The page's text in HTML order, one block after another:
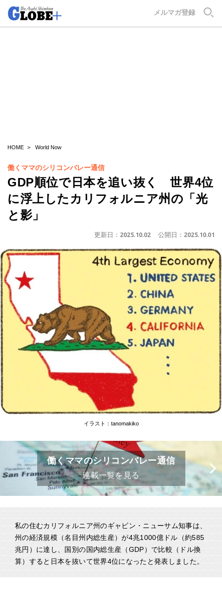
メルマガ登録
HOME World Now
働くママのシリコンバレー通信
GDP順位で日本を追い抜く 世界4位
に浮上したカリフォルニア州の「光
と影」
更新日： 2025.10.02 公開日： 2025.10.01
イラスト：tanomakiko
働くママのシリコンバレー通信
連載一覧を見る
私の住むカリフォルニア州のギャビン・ニューサム知事は、
州の経済規模（名目州内総生産）が4兆1000億ドル（約585
兆円）に達し、国別の国内総生産（GDP）で比較（ドル換
算）すると日本を抜いて世界4位になったと発表しました。